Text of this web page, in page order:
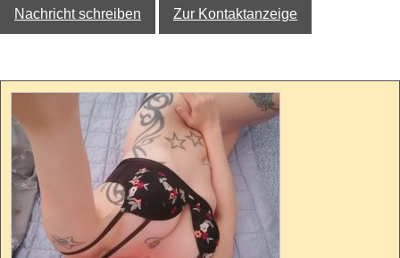
Nachricht schreiben Zur Kontaktanzeige